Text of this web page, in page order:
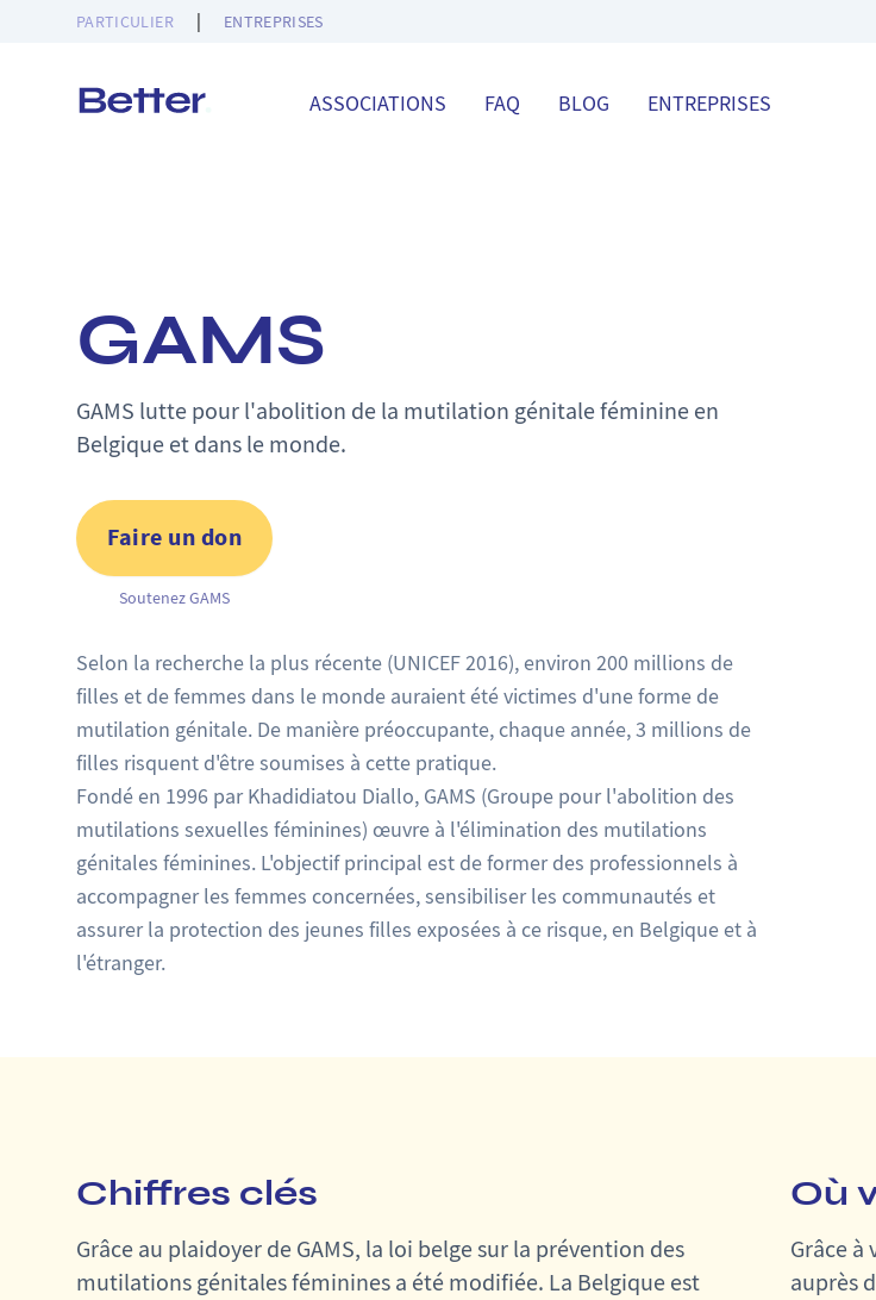
PARTICULIER ENTREPRISES
ASSOCIATIONS FAQ BLOG ENTREPRISES
GAMS
GAMS lutte pour l'abolition de la mutilation génitale féminine en
Belgique et dans le monde.
Faire un don
Soutenez GAMS
Selon la recherche la plus récente (UNICEF 2016), environ 200 millions de
filles et de femmes dans le monde auraient été victimes d'une forme de
mutilation génitale. De manière préoccupante, chaque année, 3 millions de
filles risquent d'être soumises à cette pratique.
Fondé en 1996 par Khadidiatou Diallo, GAMS (Groupe pour l'abolition des
mutilations sexuelles féminines) œuvre à l'élimination des mutilations
génitales féminines. L'objectif principal est de former des professionnels à
accompagner les femmes concernées, sensibiliser les communautés et
assurer la protection des jeunes filles exposées à ce risque, en Belgique et à
l'étranger.
Chiffres clés
Grâce au plaidoyer de GAMS, la loi belge sur la prévention des
mutilations génitales féminines a été modifiée. La Belgique est
Où
Grâce à
auprès